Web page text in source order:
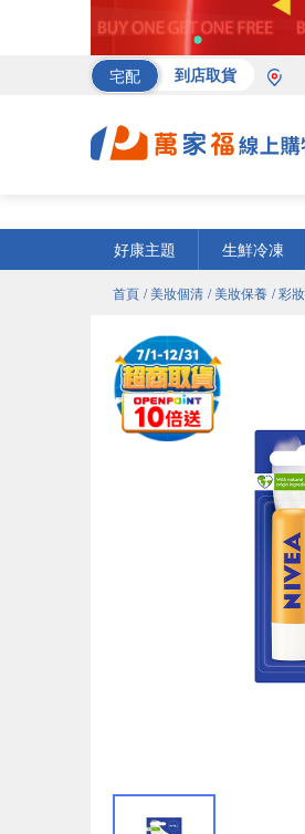
宅配 到店取貨
好康主題
生鮮冷凍
首頁 / 美妝個清 / 美妝保養 / 彩